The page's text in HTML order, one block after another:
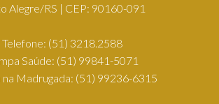
Alegre/RS | CEP: 90160-091
Telefone: (51) 3218.2588
Saúde: (51) 99841-5071
na Madrugada: (51) 99236-6315